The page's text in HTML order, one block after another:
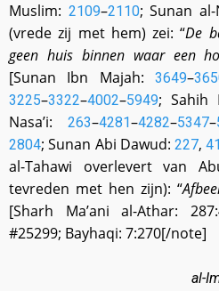
Muslim: 2109–2110; Sunan al-
(vrede zij met hem) zei: “De
geen huis binnen waar een
[Sunan Ibn Majah: 3649–
3225–3322–4002–5949; Sahih
Nasa’i:263–4281–4282–5347–
2804; Sunan Abi Dawud: 227,
al-Tahawi overlevert van
tevreden met hen zijn): “
[Sharh Ma’ani al-Athar:
#25299; Bayhaqi: 7:270[/note]
al-